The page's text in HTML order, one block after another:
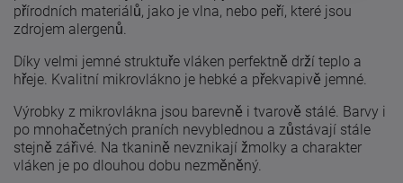
přírodních materiálů, jako je vlna, nebo peří, které jsou
zdrojem alergenů.
Díky velmi jemné struktuře vláken perfektně drží teplo a
hřeje. Kvalitní mikrovlákno je hebké a překvapivě jemné.
Výrobky z mikrovlákna jsou barevně i tvarově stálé. Barvy i
po mnohačetných praních nevyblednou a zůstávají stále
stejně zářivé. Na tkanině nevznikají žmolky a charakter
vláken je po dlouhou dobu nezměněný.